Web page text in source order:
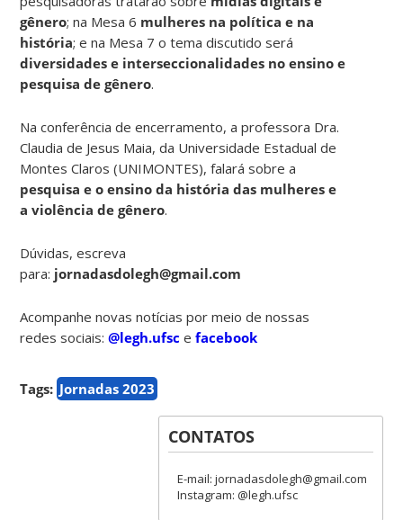
gênero; na Mesa 6 mulheres na política e na
história; e na Mesa 7 o tema discutido será
diversidades e interseccionalidades no ensino e
pesquisa de gênero.
Na conferência de encerramento, a professora Dra.
Claudia de Jesus Maia, da Universidade Estadual de
Montes Claros (UNIMONTES), falará sobre a
pesquisa e o ensino da história das mulheres e
a violência de gênero.
Dúvidas, escreva
para: jornadasdolegh@gmail.com
Acompanhe novas notícias por meio de nossas
redes sociais:@legh.ufsc efacebook
Tags: Jornadas 2023
CONTATOS
E-mail: jornadasdolegh@gmail.com
Instagram: @legh.ufsc